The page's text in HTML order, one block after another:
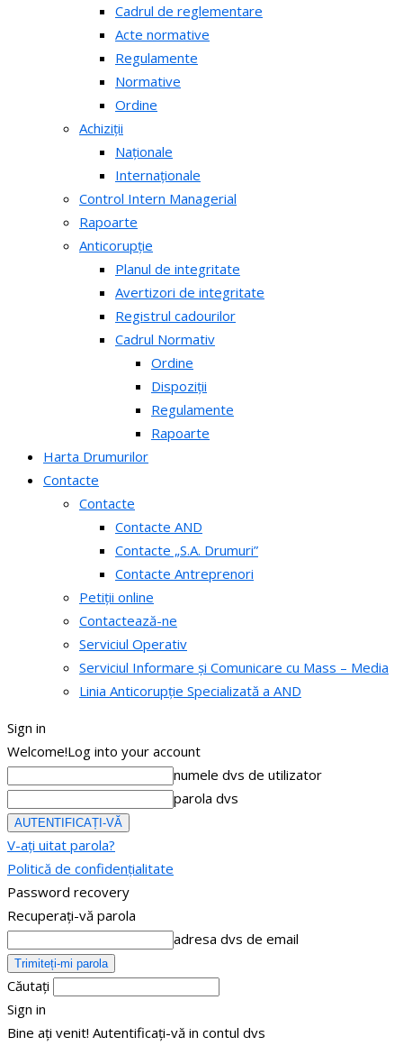
Cadrul de reglementare
Acte normative
Regulamente
Normative
Ordine
Achiziții
Naționale
Internaționale
Control Intern Managerial
Rapoarte
Anticorupție
Planul de integritate
Avertizori de integritate
Registrul cadourilor
Cadrul Normativ
Ordine
Dispoziții
Regulamente
Rapoarte
Harta Drumurilor
Contacte
Contacte
Contacte AND
Contacte „S.A. Drumuri”
Contacte Antreprenori
Petiții online
Contactează-ne
Serviciul Operativ
Serviciul Informare și Comunicare cu Mass – Media
Linia Anticorupție Specializată a AND
Sign in
Welcome!Log into your account
numele dvs de utilizator
parola dvs
V-ați uitat parola?
Politică de confidențialitate
Password recovery
Recuperați-vă parola
adresa dvs de email
Căutați
Sign in
Bine ați venit! Autentificați-vă in contul dvs